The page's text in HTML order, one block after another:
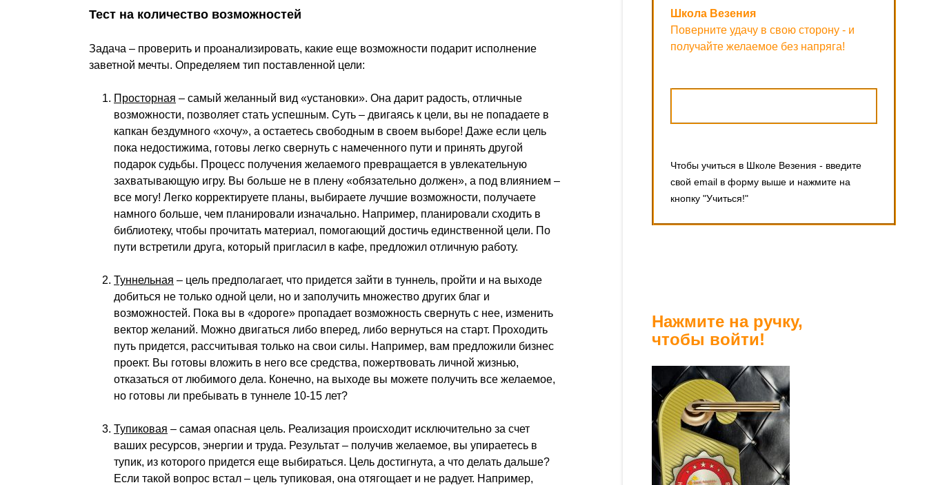
Тест на количество возможностей
Задача – проверить и проанализировать, какие еще возможности подарит исполнение
заветной мечты. Определяем тип поставленной цели:
Просторная – самый желанный вид «установки». Она дарит радость, отличные
возможности, позволяет стать успешным. Суть – двигаясь к цели, вы не попадаете в
капкан бездумного «хочу», а остаетесь свободным в своем выборе! Даже если цель
пока недостижима, готовы легко свернуть с намеченного пути и принять другой
подарок судьбы. Процесс получения желаемого превращается в увлекательную
захватывающую игру. Вы больше не в плену «обязательно должен», а под влиянием –
все могу! Легко корректируете планы, выбираете лучшие возможности, получаете
намного больше, чем планировали изначально. Например, планировали сходить в
библиотеку, чтобы прочитать материал, помогающий достичь единственной цели. По
пути встретили друга, который пригласил в кафе, предложил отличную работу.
Туннельная – цель предполагает, что придется зайти в туннель, пройти и на выходе
добиться не только одной цели, но и заполучить множество других благ и
возможностей. Пока вы в «дороге» пропадает возможность свернуть с нее, изменить
вектор желаний. Можно двигаться либо вперед, либо вернуться на старт. Проходить
путь придется, рассчитывая только на свои силы. Например, вам предложили бизнес
проект. Вы готовы вложить в него все средства, пожертвовать личной жизнью,
отказаться от любимого дела. Конечно, на выходе вы можете получить все желаемое,
но готовы ли пребывать в туннеле 10-15 лет?
Тупиковая – самая опасная цель. Реализация происходит исключительно за счет
ваших ресурсов, энергии и труда. Результат – получив желаемое, вы упираетесь в
тупик, из которого придется еще выбираться. Цель достигнута, а что делать дальше?
Если такой вопрос встал – цель тупиковая, она отягощает и не радует. Например,
Школа Везения
Поверните удачу в свою сторону - и
получайте желаемое без напряга!
Чтобы учиться в Школе Везения - введите
свой email в форму выше и нажмите на
кнопку "Учиться!"
Нажмите на ручку,
чтобы войти!